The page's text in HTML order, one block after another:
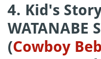
4. Kid's
WATANABE
(Cowboy